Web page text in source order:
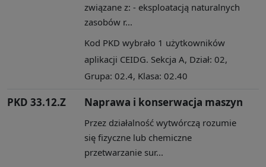
związane z: - eksploatacją naturalnych
zasobów r...
Kod PKD wybrało 1 użytkowników
aplikacji CEIDG. Sekcja A, Dział: 02,
Grupa: 02.4, Klasa: 02.40
PKD 33.12.Z Naprawa i konserwacja maszyn
Przez działalność wytwórczą rozumie
się fizyczne lub chemiczne
przetwarzanie sur...